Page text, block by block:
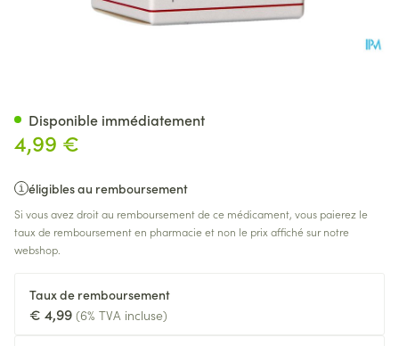
4,99 €
éligibles au remboursement
Si vous avez droit au remboursement de ce médicament, vous paierez le
taux de remboursement en pharmacie et non le prix affiché sur notre
webshop.
Taux de remboursement
€ 4,99 (6% TVA incluse)
Disponible immédiatement